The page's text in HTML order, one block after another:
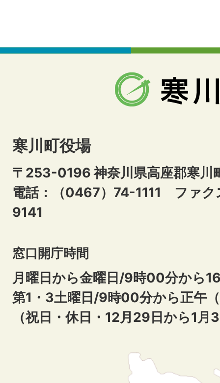
寒川町役場
〒253-0196 神奈川県高座郡寒川
電話：（0467）74-1111 ファ
9141
窓口開庁時間
月曜日から金曜日/9時00分から
第1・3土曜日/9時00分から正午
（祝日・休日・12月29日から1月